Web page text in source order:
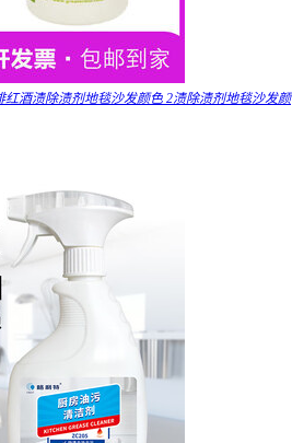
酒渍除渍剂地毯沙发颜色 2渍除渍剂地毯沙发颜